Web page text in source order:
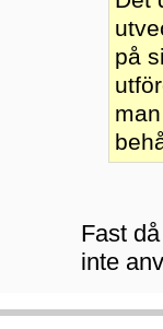
på
Fast
inte